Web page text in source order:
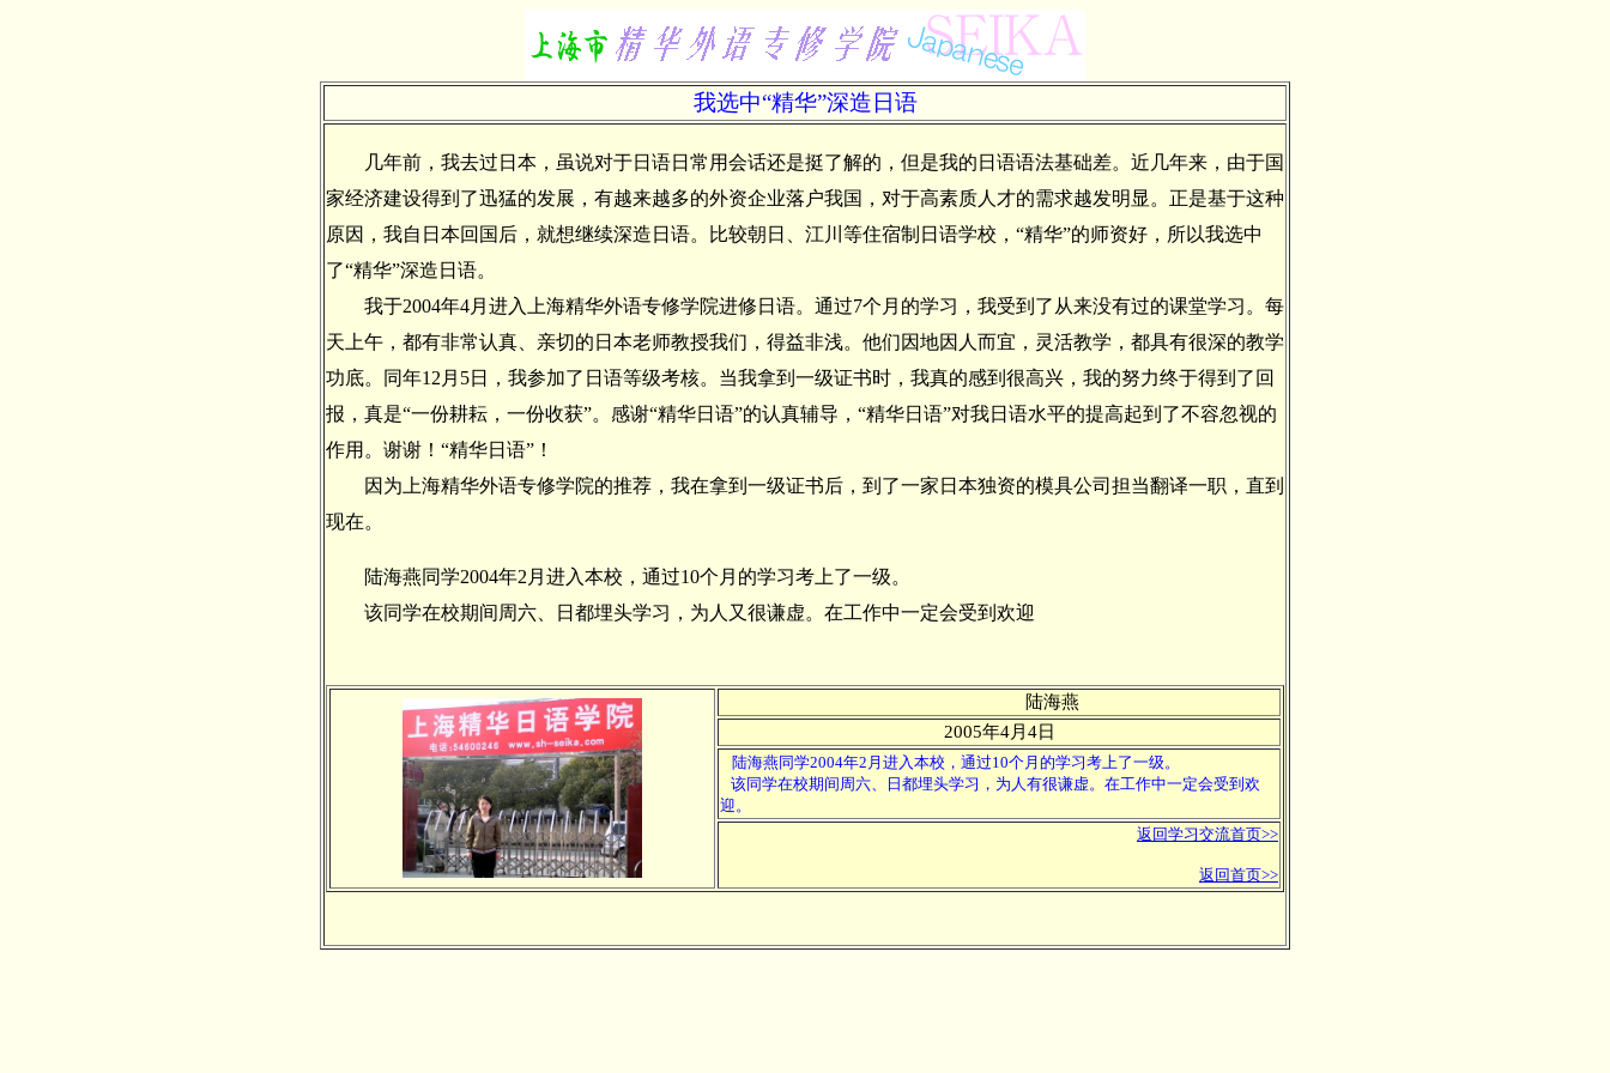
我选中“精华”深造日语
几年前，我去过日本，虽说对于日语日常用会话还是挺了解的，但是我的日语语法基础差。近几年来，由于国
家经济建设得到了迅猛的发展，有越来越多的外资企业落户我国，对于高素质人才的需求越发明显。正是基于这种
原因，我自日本回国后，就想继续深造日语。比较朝日、江川等住宿制日语学校，“精华”的师资好，所以我选中
了“精华”深造日语。
我于2004年4月进入上海精华外语专修学院进修日语。通过7个月的学习，我受到了从来没有过的课堂学习。每
天上午，都有非常认真、亲切的日本老师教授我们，得益非浅。他们因地因人而宜，灵活教学，都具有很深的教学
功底。同年12月5日，我参加了日语等级考核。当我拿到一级证书时，我真的感到很高兴，我的努力终于得到了回
报，真是“一份耕耘，一份收获”。感谢“精华日语”的认真辅导，“精华日语”对我日语水平的提高起到了不容忽视的
作用。谢谢！“精华日语”！
因为上海精华外语专修学院的推荐，我在拿到一级证书后，到了一家日本独资的模具公司担当翻译一职，直到
现在。
陆海燕同学2004年2月进入本校，通过10个月的学习考上了一级。
该同学在校期间周六、日都埋头学习，为人又很谦虚。在工作中一定会受到欢迎
陆海燕
2005年4月4日
陆海燕同学2004年2月进入本校，通过10个月的学习考上了一级。
该同学在校期间周六、日都埋头学习，为人有很谦虚。在工作中一定会受到欢
迎。
返回学习交流首页>>
返回首页>>